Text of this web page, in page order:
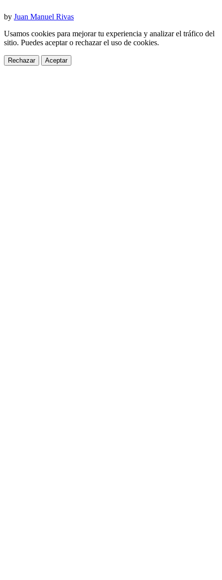
by Juan Manuel Rivas
Usamos cookies para mejorar tu experiencia y analizar el tráfico del
sitio. Puedes aceptar o rechazar el uso de cookies.
Rechazar Aceptar